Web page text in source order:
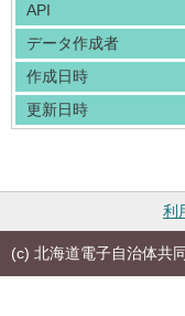
API
データ作成者
作成日時
更新日時
利
(c) 北海道電子自治体共